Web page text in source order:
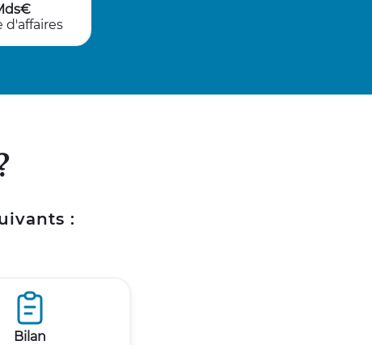
d'affaires
:
Bilan